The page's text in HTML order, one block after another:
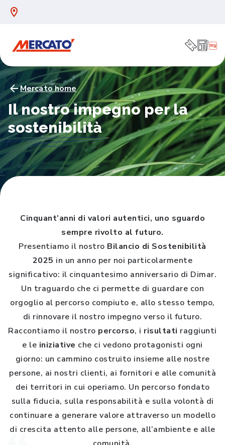
Mercato home
Il nostro impegno per la
sostenibilità
Cinquant’anni di valori autentici, uno sguardo
sempre rivolto al futuro.
Presentiamo il nostro Bilancio di Sostenibilità
2025 in un anno per noi particolarmente
significativo: il cinquantesimo anniversario di Dimar.
Un traguardo che ci permette di guardare con
orgoglio al percorso compiuto e, allo stesso tempo,
di rinnovare il nostro impegno verso il futuro.
Raccontiamo il nostro percorso, i risultati raggiunti
e le iniziative che ci vedono protagonisti ogni
giorno: un cammino costruito insieme alle nostre
persone, ai nostri clienti, ai fornitori e alle comunità
dei territori in cui operiamo. Un percorso fondato
sulla fiducia, sulla responsabilità e sulla volontà di
continuare a generare valore attraverso un modello
di crescita attento alle persone, all’ambiente e alle